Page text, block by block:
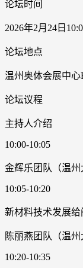
论坛时间
2026年2月24日
论坛地点
温州奥体会展中心
论坛议程
主持人介绍
10:00-10:05
金辉乐团队（温
10:05-10:20
新材料技术发展
陈丽燕团队（温
10:20-10:35